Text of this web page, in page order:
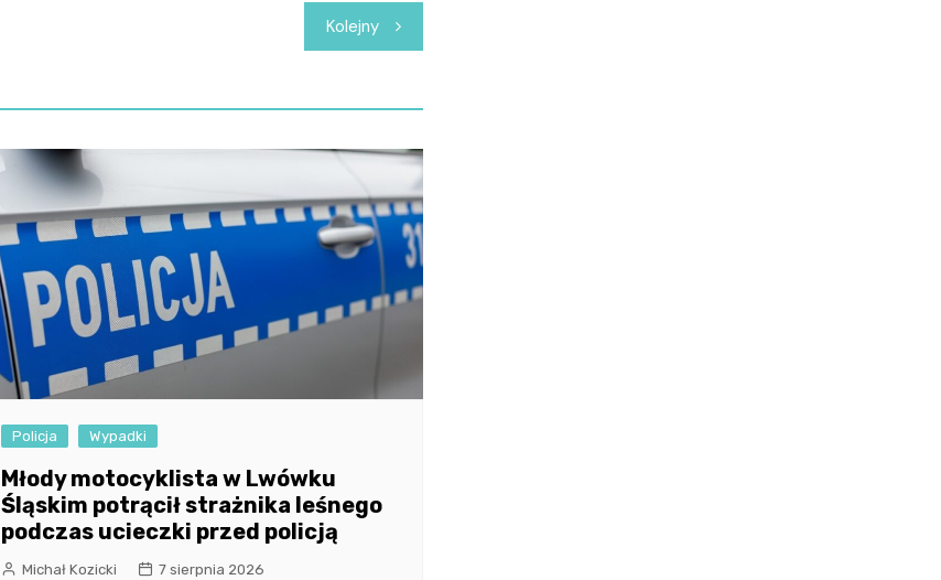
Kolejny
Policja Wypadki
Młody motocyklista w Lwówku
Śląskim potrącił strażnika leśnego
podczas ucieczki przed policją
Michał Kozicki 7 sierpnia 2026